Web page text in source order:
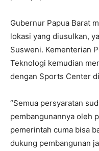
Gubernur Papua Barat
lokasi yang diusulkan,
Susweni. Kementerian
Teknologi kemudian
dengan Sports Center
“Semua persyaratan
pembangunannya oleh
pemerintah cuma bisa
dukung pembangunan